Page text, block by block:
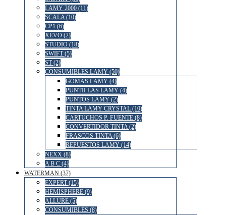
LAMY 2000 (11)
SCALA (10)
CP1 (6)
XEVO (2)
STUDIO (18)
SWIFT (5)
ST (2)
CONSUMIBLES LAMY (50)
GOMAS LAMY (4)
PUNTILLAS LAMY (4)
PUNTOS LAMY (2)
TINTA LAMY CRYSTAL (10)
CARTUCHOS P. FUENTE (8)
CONVERTIDOR TINTA (2)
FRASCOS TINTA (6)
REPUESTOS LAMY (14)
NEXX (8)
A B C (4)
WATERMAN (37)
EXPERT (15)
HEMISPHERE (9)
ALLURE (5)
CONSUMIBLES (8)